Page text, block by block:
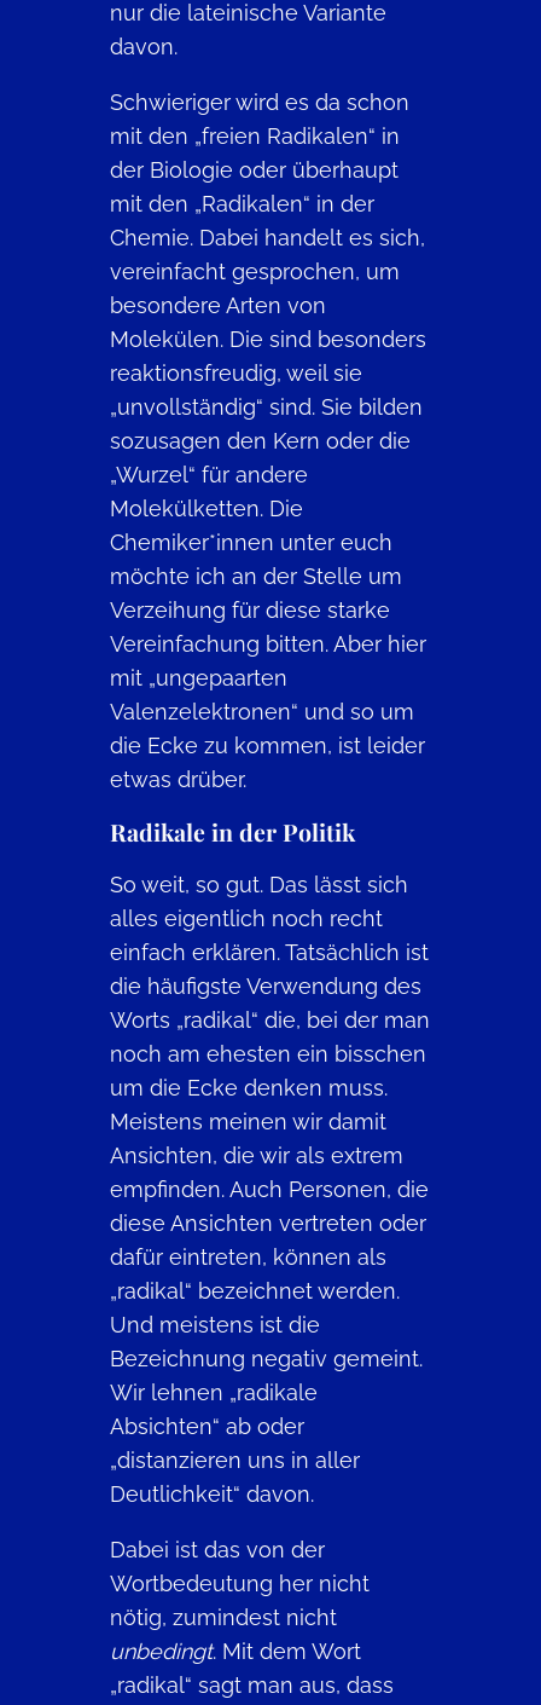
nur die lateinische Variante
davon.
Schwieriger wird es da schon
mit den „freien Radikalen“ in
der Biologie oder überhaupt
mit den „Radikalen“ in der
Chemie. Dabei handelt es sich,
vereinfacht gesprochen, um
besondere Arten von
Molekülen. Die sind besonders
reaktionsfreudig, weil sie
„unvollständig“ sind. Sie bilden
sozusagen den Kern oder die
„Wurzel“ für andere
Molekülketten. Die
Chemiker*innen unter euch
möchte ich an der Stelle um
Verzeihung für diese starke
Vereinfachung bitten. Aber hier
mit „ungepaarten
Valenzelektronen“ und so um
die Ecke zu kommen, ist leider
etwas drüber.
Radikale in der Politik
So weit, so gut. Das lässt sich
alles eigentlich noch recht
einfach erklären. Tatsächlich ist
die häufigste Verwendung des
Worts „radikal“ die, bei der man
noch am ehesten ein bisschen
um die Ecke denken muss.
Meistens meinen wir damit
Ansichten, die wir als extrem
empfinden. Auch Personen, die
diese Ansichten vertreten oder
dafür eintreten, können als
„radikal“ bezeichnet werden.
Und meistens ist die
Bezeichnung negativ gemeint.
Wir lehnen „radikale
Absichten“ ab oder
„distanzieren uns in aller
Deutlichkeit“ davon.
Dabei ist das von der
Wortbedeutung her nicht
nötig, zumindest nicht
unbedingt. Mit dem Wort
„radikal“ sagt man aus, dass